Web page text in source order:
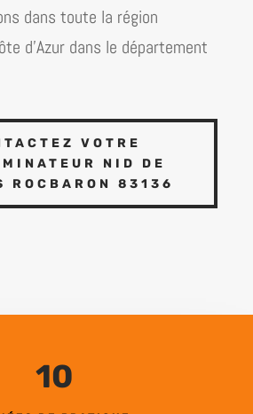
dans toute la région
d’​Azur dans le département
VOTRE
NID DE
ROCBARON 83136
10